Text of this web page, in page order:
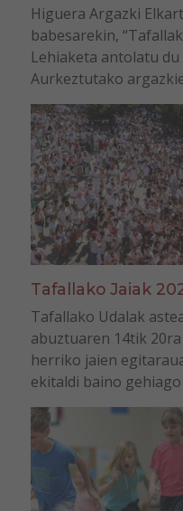
Higuera Argazki
babesarekin,
Lehiaketa antolatu
Aurkeztutako
Tafallako Jaiak
Tafallako Udalak
abuztuaren 14tik
herriko jaien
ekitaldi baino